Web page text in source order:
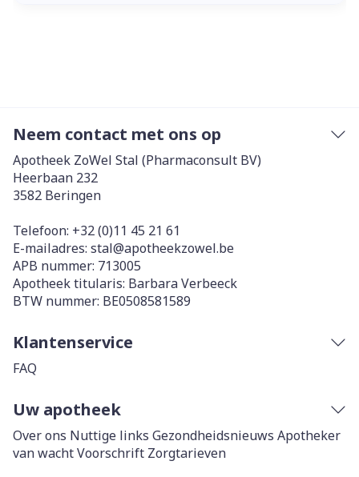
Neem contact met ons op
Apotheek ZoWel Stal (Pharmaconsult BV)
Heerbaan 232
3582 Beringen
Telefoon: +32 (0)11 45 21 61
E-mailadres: stal@apotheekzowel.be
APB nummer: 713005
Apotheek titularis: Barbara Verbeeck
BTW nummer: BE0508581589
Klantenservice
FAQ
Uw apotheek
Over ons Nuttige links Gezondheidsnieuws Apotheker
van wachtVoorschrift Zorgtarieven